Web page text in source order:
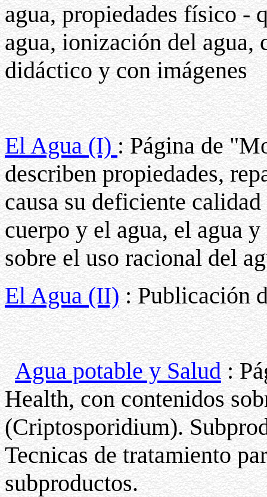
agua, propiedades físico -
agua, ionización del agua,
didáctico y con imágenes
El Agua (I): Página de
describen propiedades,
causa su deficiente
cuerpo y el agua, el agua
sobre el uso racional del
El Agua (II): Publicación
Agua potable y Salud:
Health, con contenidos
(Criptosporidium).
Tecnicas de tratamiento
subproductos.